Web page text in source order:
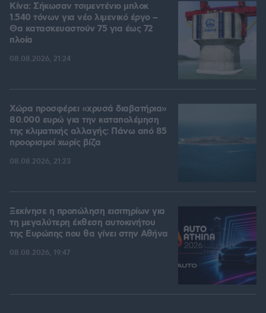
Κίνα: Σήκωσαν τσιμεντένιο μπλοκ
1.540 τόνων για νέο λιμενικό έργο –
Θα κατασκευαστούν 75 για έως 72
πλοία
08.08.2026, 21:24
Χώρα προσφέρει «χρυσά διαβατήρια»
80.000 ευρώ για την καταπολέμηση
της κλιματικής αλλαγής: Πάνω από 85
προορισμοί χωρίς βίζα
08.08.2026, 21:23
Ξεκίνησε η προπώληση εισιτηρίων για
τη μεγαλύτερη έκθεση αυτοκινήτου
της Ευρώπης που θα γίνει στην Αθήνα
08.08.2026, 19:47